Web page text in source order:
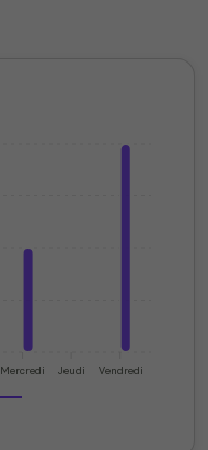
Mercredi Jeudi Vendredi